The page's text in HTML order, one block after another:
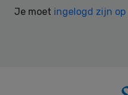
Je moet ingelogd zijn op